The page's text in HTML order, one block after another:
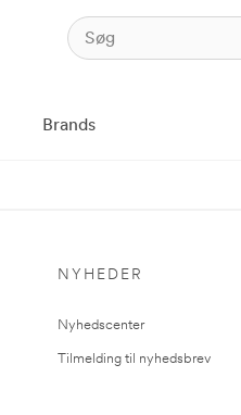
Brands
NYHEDER
Nyhedscenter
Tilmelding til nyhedsbrev